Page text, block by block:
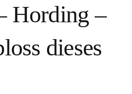
Hording –
dieses